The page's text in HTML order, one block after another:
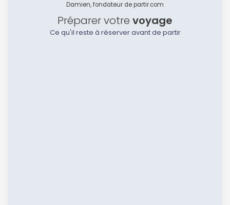
Damien, fondateur de partir.com
Préparer votre voyage
Ce qu'il reste à réserver avant de partir